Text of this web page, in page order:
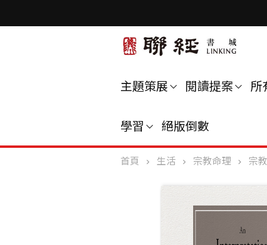
主題策展 閱讀提案 所
學習 絕版倒數
首頁 生活 宗教命理 宗